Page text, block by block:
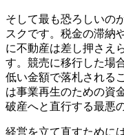
そして最も恐ろしいの
スクです。税金の滞納
に不動産は差し押さえ
す。競売に移行した場
低い金額で落札される
は事業再生のための資
破産へと直行する最悪
経営を立て直すために